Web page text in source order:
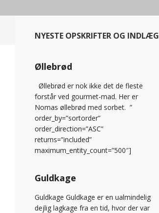
NYESTE OPSKRIFTER OG INDLÆG
Øllebrød
Øllebrød er nok ikke det de fleste
forstår ved gourmet-mad. Her er
Nomas øllebrød med sorbet. ”
order_by=”sortorder”
order_direction=”ASC”
returns=”included”
maximum_entity_count=”500″]
Guldkage
Guldkage Guldkage er en ualmindelig
dejlig lagkage fra en tid, hvor der var